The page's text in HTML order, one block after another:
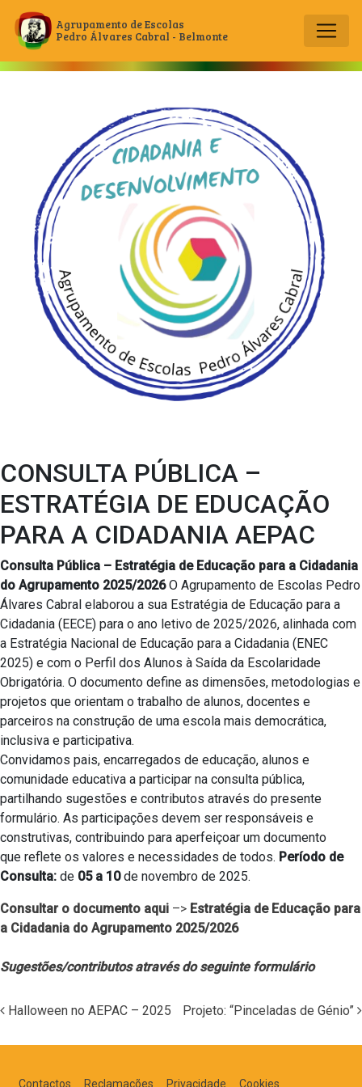
Main Navigation
Agrupamento de Escolas
Pedro Álvares Cabral - Belmonte
CONSULTA PÚBLICA –
ESTRATÉGIA DE EDUCAÇÃO
PARA A CIDADANIA AEPAC
Consulta Pública – Estratégia de Educação para a Cidadania
do Agrupamento 2025/2026O Agrupamento de Escolas Pedro
Álvares Cabral elaborou a sua Estratégia de Educação para a
Cidadania (EECE) para o ano letivo de 2025/2026, alinhada com
a Estratégia Nacional de Educação para a Cidadania (ENEC
2025) e com o Perfil dos Alunos à Saída da Escolaridade
Obrigatória. O documento define as dimensões, metodologias e
projetos que orientam o trabalho de alunos, docentes e
parceiros na construção de uma escola mais democrática,
inclusiva e participativa.
Convidamos pais, encarregados de educação, alunos e
comunidade educativa a participar na consulta pública,
partilhando sugestões e contributos através do presente
formulário. As participações devem ser responsáveis e
construtivas, contribuindo para aperfeiçoar um documento
que reflete os valores e necessidades de todos. Período de
Consulta: de 05 a 10de novembro de 2025.
Consultar o documento aqui –> Estratégia de Educação para
a Cidadania do Agrupamento 2025/2026
Sugestões/contributos através do seguinte formulário
Halloween no AEPAC – 2025 Projeto: “Pinceladas de Génio”
Contactos Reclamações Privacidade Cookies